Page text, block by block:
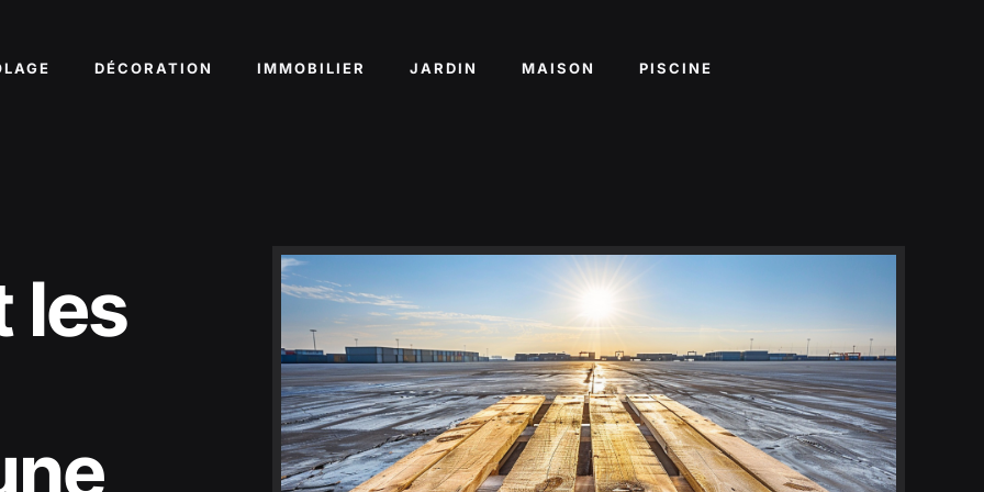
DÉCORATION IMMOBILIER JARDIN MAISON PISCINE
les